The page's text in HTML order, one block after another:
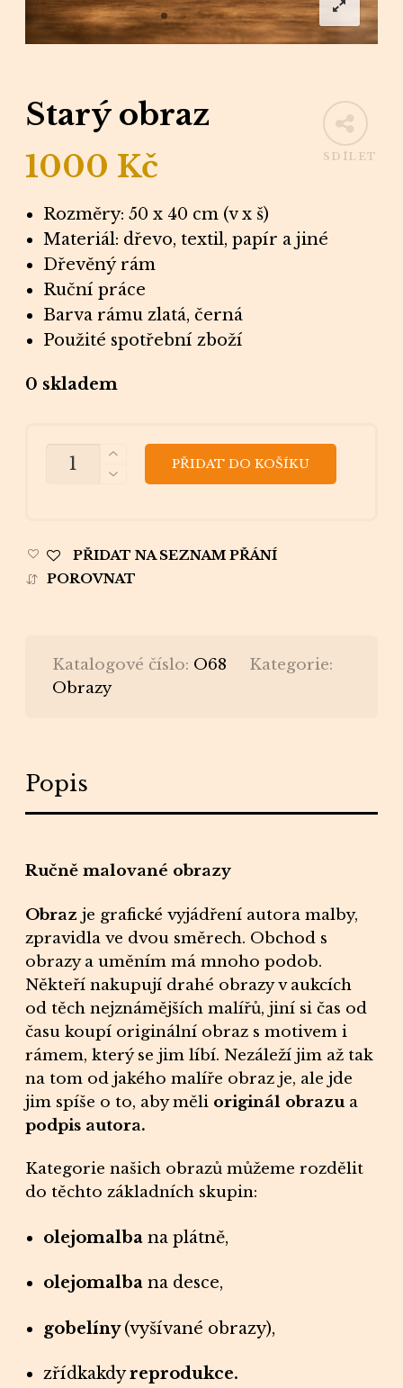
SDÍLET
Starý obraz
1000 Kč
Rozměry: 50 x 40 cm (v x š)
Materiál: dřevo, textil, papír a jiné
Dřevěnýrám
Ruční práce
Barva rámu zlatá, černá
Použité spotřební zboží
0 skladem
MNOŽSTVÍ
PŘIDAT DO KOŠÍKU
PŘIDAT NA SEZNAM PŘÁNÍ
POROVNAT
Katalogové číslo: O68
Kategorie:
Obrazy
Popis
Ručně malované obrazy
Obraz je grafické vyjádření autora malby,
zpravidla ve dvou směrech. Obchod s
obrazya uměním má mnoho podob.
Někteří nakupují drahé obrazyv aukcích
od těch nejznámějších malířů, jiní si čas od
času koupí originální obraz s motivem i
rámem, který se jim líbí. Nezáleží jim až tak
na tom od jakého malíře obraz je, ale jde
jim spíše o to, aby měli originál obrazu a
podpis autora.
Kategorie našich obrazůmůžeme rozdělit
do těchto základních skupin:
olejomalba na plátně,
olejomalba na desce,
gobelíny(vyšívané obrazy),
zřídkakdyreprodukce.